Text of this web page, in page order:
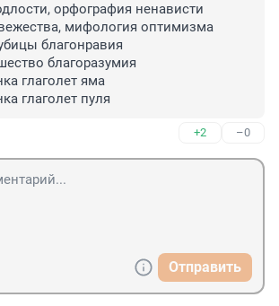
орфография ненависти
мифология оптимизма
благонравия
благоразумия
глаголет яма
глаголет пуля
+2 –0
Отправить